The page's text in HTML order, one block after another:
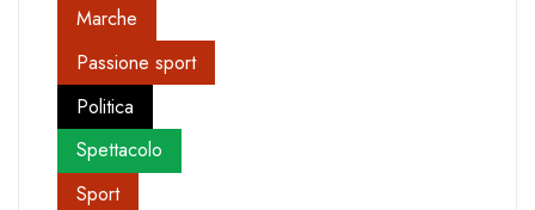
Marche
Passione sport
Politica
Spettacolo
Sport